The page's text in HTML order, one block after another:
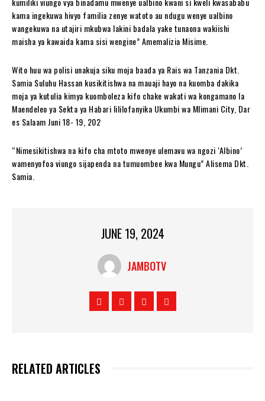
kama ingekuwa hivyo familia zenye watoto au ndugu wenye ualbino
wangekuwa na utajiri mkubwa lakini badala yake tunaona wakiishi
maisha ya kawaida kama sisi wengine” Amemalizia Misime.
Wito huu wa polisi unakuja siku moja baada ya Rais wa Tanzania Dkt.
Samia Suluhu Hassan kusikitishwa na mauaji hayo na kuomba dakika
moja ya kutulia kimya kuomboleza kifo chake wakati wa kongamano la
Maendeleo ya Sekta ya Habari lililofanyika Ukumbi wa Mlimani City, Dar
es Salaam Juni 18- 19, 202
“Nimesikitishwa na kifo cha mtoto mwenye ulemavu wa ngozi ‘Albino’
wamenyofoa viungo sijapenda na tumuombee kwa Mungu” Alisema Dkt.
Samia.
JUNE 19, 2024
JAMBOTV
RELATED ARTICLES